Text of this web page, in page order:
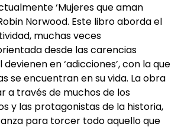
‘Mujeres que aman
Norwood. Este libro aborda el
muchas veces
desde las carencias
en ‘adicciones’, con la que
se encuentran en su vida. La obra
a través de muchos de los
y las protagonistas de la historia,
para torcer todo aquello que